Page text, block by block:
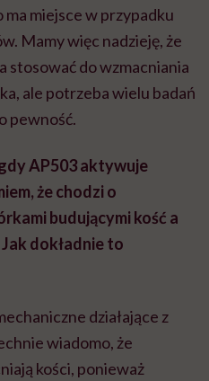
miejsce w przypadku
Mamy więc nadzieję, że
stosować do wzmacniania
ale potrzeba wielu badań
pewność.
AP503 aktywuje
że chodzi o
budującymi kość a
dokładnie to
działające z
wiadomo, że
kości, ponieważ